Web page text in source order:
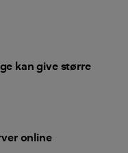
kan give større
online